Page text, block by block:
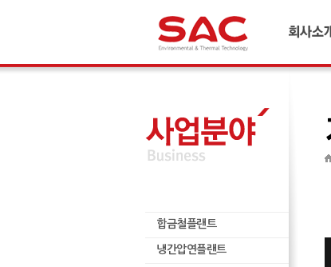
회사소개
경영이념
국내외 네
합금철플랜트
냉간압연플랜트
냉간압연플랜트
산업플랜트